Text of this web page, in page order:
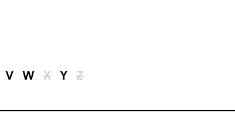
V W X Y Z